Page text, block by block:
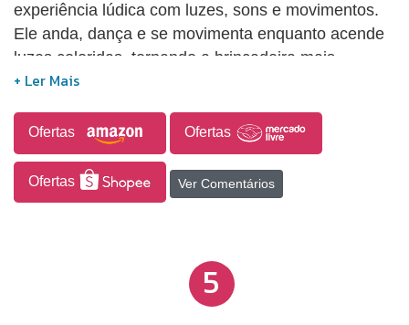
experiência lúdica com luzes, sons e movimentos.
Ele anda, dança e se movimenta enquanto acende
luzes coloridas, tornando a brincadeira mais
animada e envolvente para crianças acima de 3
curiosidade, a imaginação, a criatividade e a
interação durante o uso. Funciona com 3 pilhas AA,
não incluídas, e é uma opção de presente para
crianças que gostam de música, dança e
Ofertas Ofertas
Ofertas Ver Comentários
5